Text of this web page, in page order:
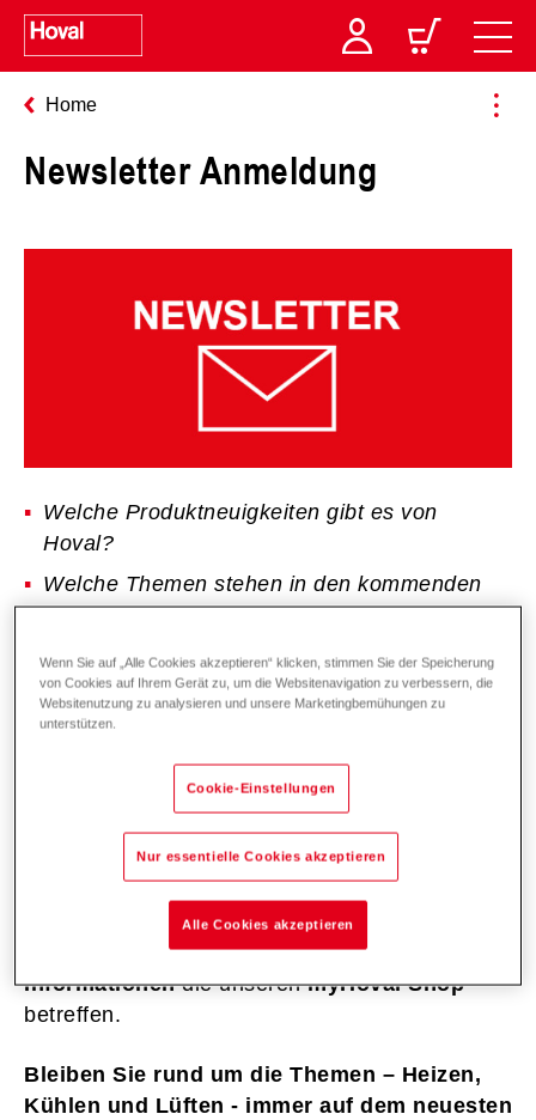
Home
Newsletter Anmeldung
Welche Produktneuigkeiten gibt es von
Hoval?
Welche Themen stehen in den kommenden
Tagen an?
Erhalten Sie regelmäßig einenNewsletter, mit
allen wichtigen Informationen zu unseren
Aktionen sowie neue Referenzen und
Zusätzlich versenden wir über das Jahr verteilt
Themen-Schwerpunkt drehen. Als Newsletter-
Abonnent erhalten Sie außerdemwichtige
Informationendie unserenmyHoval Shop
betreffen.
Bleiben Sie rund um die Themen – Heizen,
Kühlen und Lüften - immer auf dem neuesten
Wenn Sie auf „Alle Cookies akzeptieren“ klicken, stimmen Sie der Speicherung
von Cookies auf Ihrem Gerät zu, um die Websitenavigation zu verbessern, die
Websitenutzung zu analysieren und unsere Marketingbemühungen zu
unterstützen.
Cookie-Einstellungen
Nur essentielle Cookies akzeptieren
Alle Cookies akzeptieren